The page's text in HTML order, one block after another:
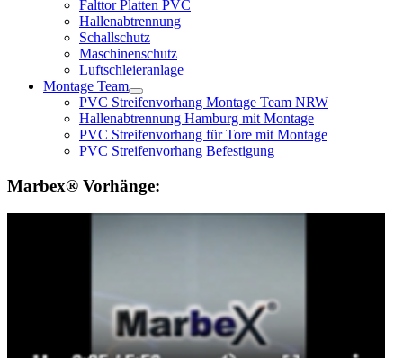
Falttor Platten PVC
Hallenabtrennung
Schallschutz
Maschinenschutz
Luftschleieranlage
Montage Team
PVC Streifenvorhang Montage Team NRW
Hallenabtrennung Hamburg mit Montage
PVC Streifenvorhang für Tore mit Montage
PVC Streifenvorhang Befestigung
Marbex® Vorhänge: